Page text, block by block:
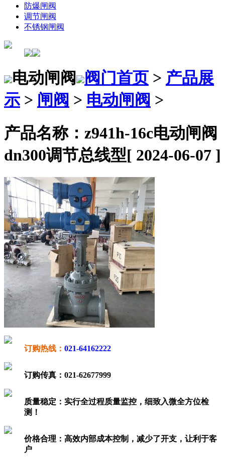
防爆闸阀
调节闸阀
不锈钢闸阀
电动闸阀 阀门首页 > 产品展
示 > 闸阀 > 电动闸阀 >
产品名称：z941h-16c电动闸阀
dn300调节总线型[ 2024-06-07 ]
订购热线： 021-64162222
订购传真： 021-62677999
质量稳定： 实行全过程质量监控，细致入微全方位检
测！
价格合理： 高效内部成本控制，减少了开支，让利于客
户